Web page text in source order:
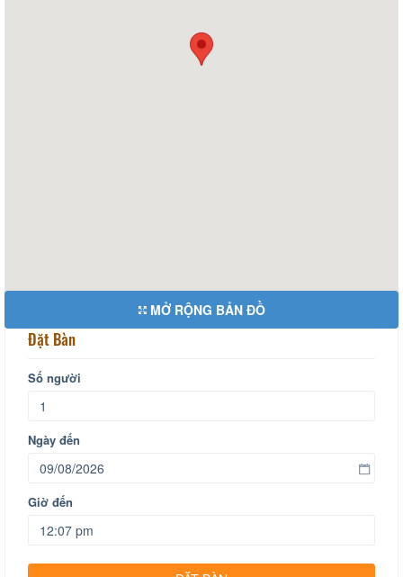
MỞ RỘNG BẢN ĐỒ
Đặt Bàn
Số người
Ngày đến
Giờ đến